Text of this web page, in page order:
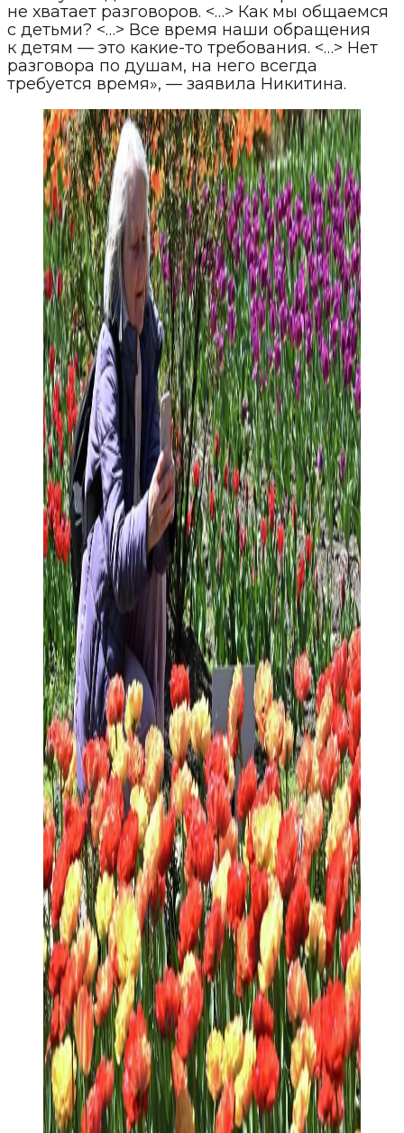
не хватает разговоров. <…> Как мы общаемся
с детьми? <…> Все время наши обращения
к детям — это какие-то требования. <…> Нет
разговора по душам, на него всегда
требуется время», — заявила Никитина.